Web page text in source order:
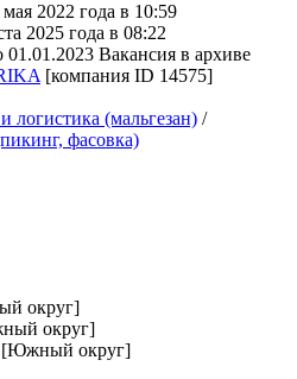
2022 года в 10:59
2025 года в 08:22
01.01.2023 Вакансия в архиве
[компания ID 14575]
логистика (мальгезан) /
фасовка)
округ]
округ]
[Южный округ]